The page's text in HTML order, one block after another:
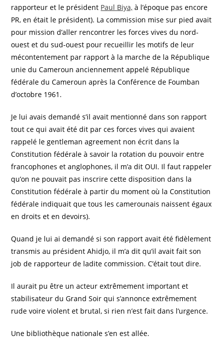
rapporteur et le président Paul Biya, à l’époque pas encore
PR, en était le président). La commission mise sur pied avait
pour mission d’aller rencontrer les forces vives du nord-
ouest et du sud-ouest pour recueillir les motifs de leur
mécontentement par rapport à la marche de la République
unie du Cameroun anciennement appelé République
fédérale du Cameroun après la Conférence de Foumban
d’octobre 1961.
Je lui avais demandé s’il avait mentionné dans son rapport
tout ce qui avait été dit par ces forces vives qui avaient
rappelé le gentleman agreement non écrit dans la
Constitution fédérale à savoir la rotation du pouvoir entre
francophones et anglophones, il m’a dit OUI. Il faut rappeler
qu’on ne pouvait pas inscrire cette disposition dans la
Constitution fédérale à partir du moment où la Constitution
fédérale indiquait que tous les camerounais naissent égaux
en droits et en devoirs).
Quand je lui ai demandé si son rapport avait été fidèlement
transmis au président Ahidjo, il m’a dit qu’il avait fait son
job de rapporteur de ladite commission. C’était tout dire.
Il aurait pu être un acteur extrêmement important et
stabilisateur du Grand Soir qui s’annonce extrêmement
rude voire violent et brutal, si rien n’est fait dans l’urgence.
Une bibliothèque nationale s’en est allée.